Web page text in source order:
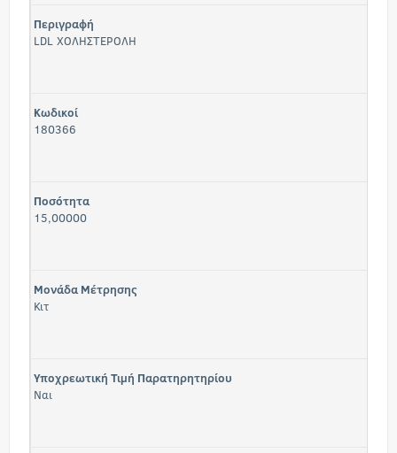
Περιγραφή
LDL ΧΟΛΗΣΤΕΡOΛΗ
Κωδικοί
180366
Ποσότητα
15,00000
Μονάδα Μέτρησης
Κιτ
Υποχρεωτική Τιμή Παρατηρητηρίου
Ναι